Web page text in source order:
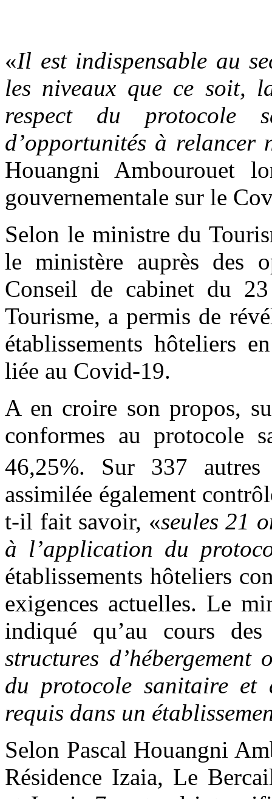
«Il est indispensable au
les niveaux que ce soit,
respect du protocole
d’opportunités à relancer
Houangni Ambourouet
gouvernementale sur le
Selon le ministre du
le ministère auprès des
Conseil de cabinet du
Tourisme, a permis de
établissements hôteliers
liée au Covid-19.
A en croire son propos,
conformes au protocole
46,25%. Sur 337
assimilée également
t-il fait savoir, «seules 21
à l’application du
établissements hôteliers
exigences actuelles. Le
indiqué qu’au cours
structures d’hébergement
du protocole sanitaire et
requis dans un
Selon Pascal Houangni
Résidence Izaia, Le